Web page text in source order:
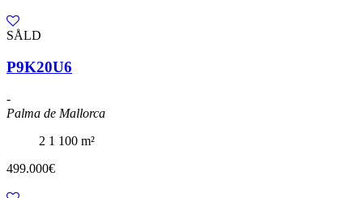
SÅLD
P9K20U6
-
Palma de Mallorca
2 1 100 m²
499.000€